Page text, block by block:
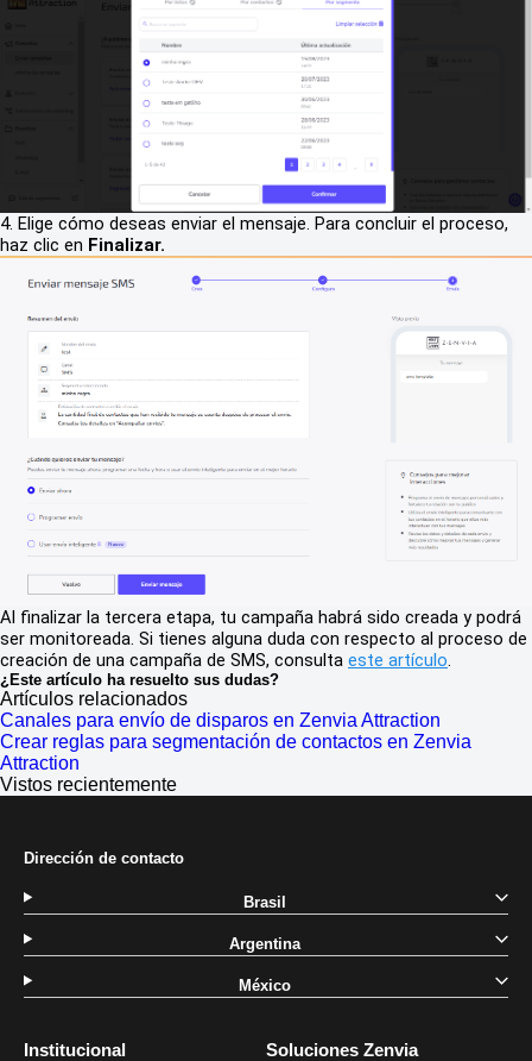
4. Elige cómo deseas enviar el mensaje. Para concluir el proceso,
haz clic en Finalizar.
Al finalizar la tercera etapa, tu campaña habrá sido creada y podrá
ser monitoreada. Si tienes alguna duda con respecto al proceso de
creación de una campaña de SMS, consulta este artículo.
¿Este artículo ha resuelto sus dudas?
Artículos relacionados
Canales para envío de disparos en Zenvia Attraction
Crear reglas para segmentación de contactos en Zenvia
Attraction
Vistos recientemente
Institucional
Soluciones Zenvia
Dirección de contacto
Brasil
Argentina
México